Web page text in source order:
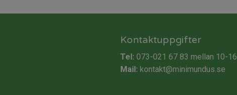
Kontaktuppgifter
Tel: 073-021 67 83 mellan 10-16
Mail: kontakt@minimundus.se